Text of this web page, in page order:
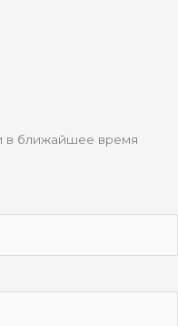
в ближайшее время